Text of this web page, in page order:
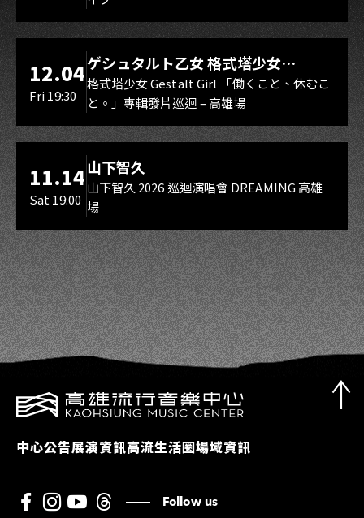
LIVE WAREHOUSE 小庫
12.04
Fri 19:30
ゲシュタルト乙女 格式塔少女
Gestalt Girl
格式塔少女 Gestalt Girl 「働くこと、休むこ
と。」專輯發片巡迴 – 高雄場
11.14
Sat 19:00
山下智久
山下智久 2026 巡迴演唱會 DREAMING 高雄
場
中心公告展演資訊高流生活圈場域資訊
Follow us